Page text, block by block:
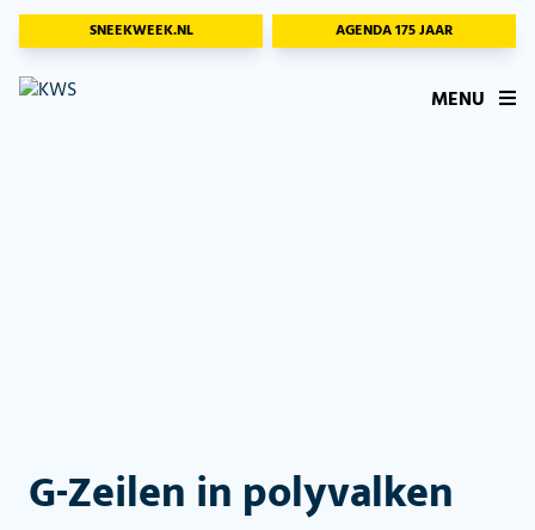
SNEEKWEEK.NL AGENDA 175 JAAR
MENU
G-Zeilen in polyvalken